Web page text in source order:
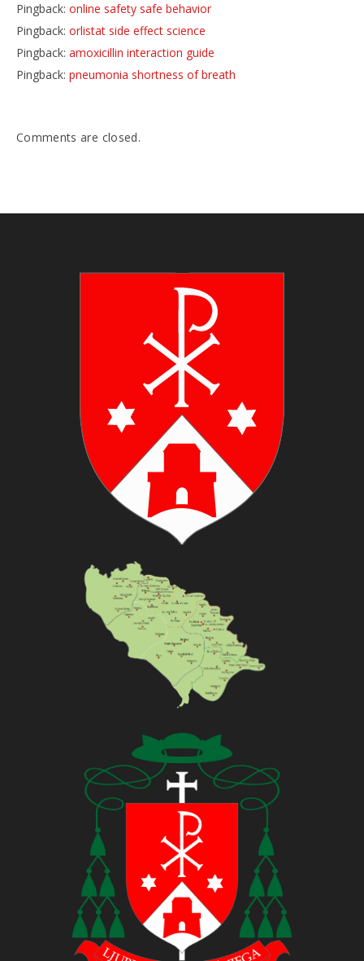
Pingback: online safety safe behavior
Pingback: orlistat side effect science
Pingback: amoxicillin interaction guide
Pingback: pneumonia shortness of breath
Comments are closed.